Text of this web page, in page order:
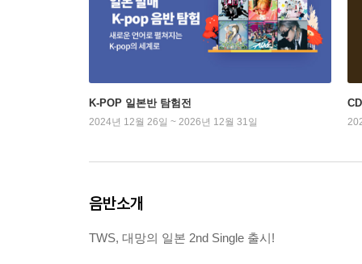
K-POP 일본반 탐험전
2024년 12월 26일 ~ 2026년 12월 31일
음반소개
TWS, 대망의 일본 2nd Single 출시!